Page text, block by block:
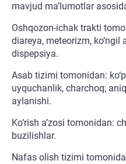
mavjud ma’lumotlar
Oshqozon-ichak trakti
diareya, meteorizm, ko‘ngil
dispepsiya.
Asab tizimi tomonidan:
uyquchanlik, charchoq;
aylanishi.
Ko‘rish a’zosi tomonidan:
buzilishlar.
Nafas olish tizimi